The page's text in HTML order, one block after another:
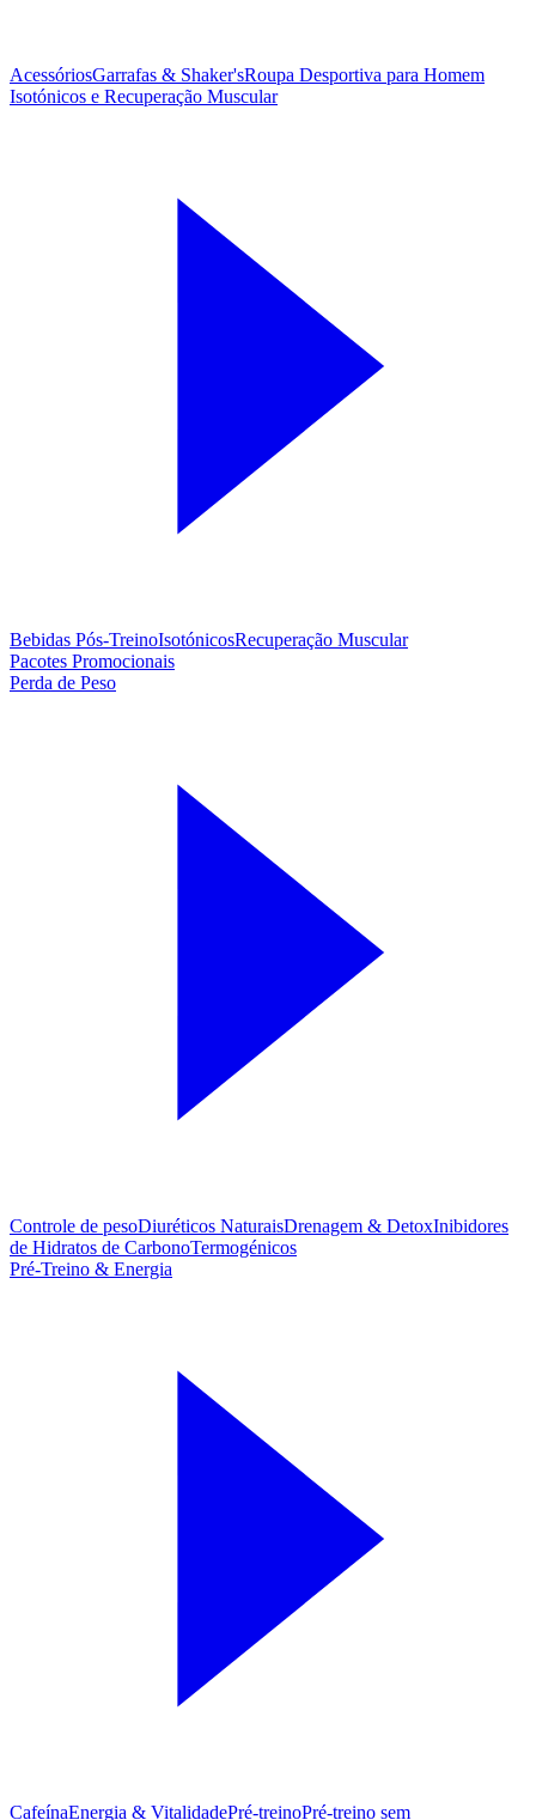
AcessóriosGarrafas & Shaker'sRoupa Desportiva para Homem
Isotónicos e Recuperação Muscular
Bebidas Pós-TreinoIsotónicosRecuperação Muscular
Pacotes Promocionais
Perda de Peso
Controle de pesoDiuréticos NaturaisDrenagem & DetoxInibidores
de Hidratos de CarbonoTermogénicos
Pré-Treino & Energia
CafeínaEnergia & VitalidadePré-treinoPré‑treino sem